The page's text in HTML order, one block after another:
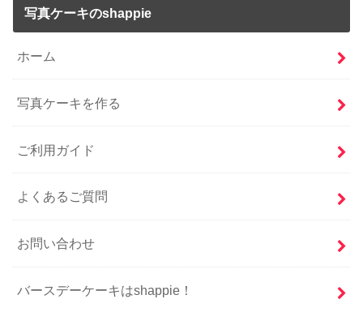
写真ケーキのshappie
ホーム
写真ケーキを作る
ご利用ガイド
よくあるご質問
お問い合わせ
バースデーケーキはshappie！